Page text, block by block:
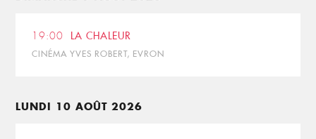
19:00 LA CHALEUR
CINÉMA YVES ROBERT, EVRON
LUNDI 10 AOÛT 2026